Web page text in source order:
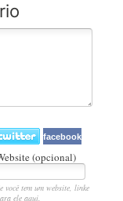
facebook
(opcional)
você tem um website, linke
ele aqui.